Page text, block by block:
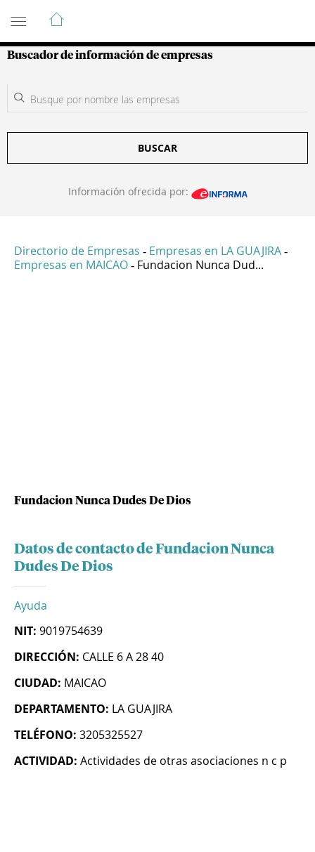
Guía de Empresas Colombianas
Buscador de información de empresas
BUSCAR
Información ofrecida por:
Directorio de Empresas - Empresas en LA GUAJIRA -
Empresas en MAICAO - Fundacion Nunca Dud...
Fundacion Nunca Dudes De Dios
Datos de contacto de Fundacion Nunca
Dudes De Dios
Ayuda
NIT: 9019754639
DIRECCIÓN: CALLE 6 A 28 40
CIUDAD: MAICAO
DEPARTAMENTO: LA GUAJIRA
TELÉFONO: 3205325527
ACTIVIDAD: Actividades de otras asociaciones n c p